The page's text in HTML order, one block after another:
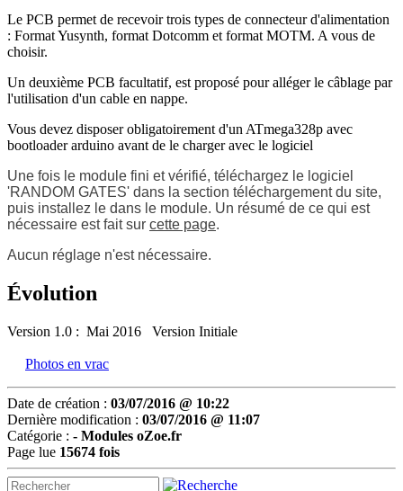
Le PCB permet de recevoir trois types de connecteur d'alimentation
: Format Yusynth, format Dotcomm et format MOTM. A vous de
choisir.
Un deuxième PCB facultatif, est proposé pour alléger le câblage par
l'utilisation d'un cable en nappe.
Vous devez disposer obligatoirement d'un ATmega328p avec
bootloader arduino avant de le charger avec le logiciel
Une fois le module fini et vérifié, téléchargez le logiciel
'RANDOM GATES' dans la section téléchargement du site,
puis installez le dans le module. Un résumé de ce qui est
nécessaire est fait sur cette page.
Aucun réglage n'est nécessaire.
Évolution
Version 1.0 : Mai 2016 Version Initiale
Photos en vrac
Date de création : 03/07/2016 @ 10:22
Dernière modification : 03/07/2016 @ 11:07
Catégorie : - Modules oZoe.fr
Page lue 15674 fois